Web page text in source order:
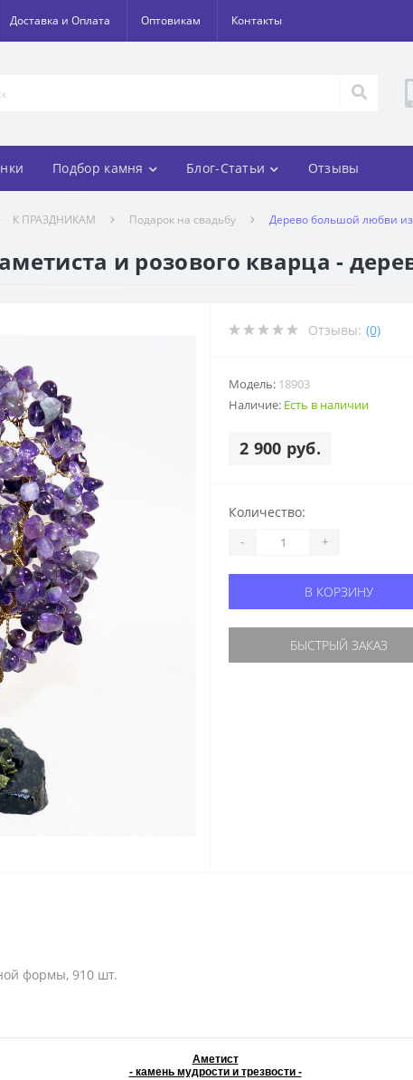
Доставка и Оплата Оптовикам Контакты
Подбор камня Блог-Статьи Отзывы
К ПРАЗДНИКАМ Подарок на свадьбу Дерево большой любви из
и розового кварца -
Отзывы: (0)
Модель: 18903
Наличие: Есть в наличии
2 900 руб.
Количество:
- +
В КОРЗИНУ
БЫСТРЫЙ ЗАКАЗ
формы, 910 шт.
Аметист
- камень мудрости и трезвости -